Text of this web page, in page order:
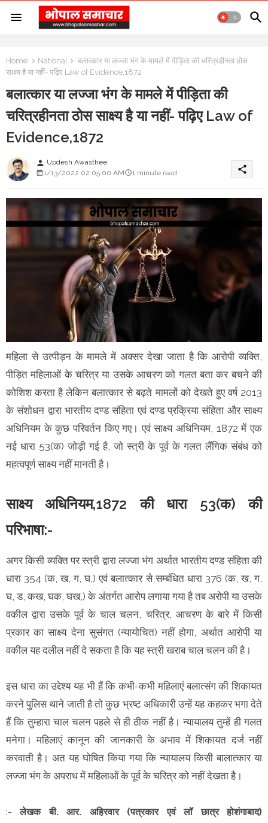
Home National
बलात्कार या लज्जा भंग के मामले में पीड़िता की चरित्रहीनता ठोस
साक्ष्य है या नहीं- पढ़िए Law of Evidence,1872
बलात्कार या लज्जा भंग के मामले में पीड़िता की
चरित्रहीनता ठोस साक्ष्य है या नहीं- पढ़िए Law of
Evidence,1872
person Updesh Awasthee
1/13/2022 02:05:00 AM
1 minute read share
महिला से उत्पीड़न के मामले में अक्सर देखा जाता है कि आरोपी व्यक्ति,
पीड़ित महिलाओं के चरित्र या उसके आचरण को गलत बता कर बचने की
कोशिश करता है लेकिन बलात्कार से बढ़ते मामलों को देखते हुए वर्ष 2013
के संशोधन द्वारा भारतीय दण्ड संहिता एवं दण्ड प्रक्रिया संहिता और साक्ष्य
अधिनियम के कुछ परिवर्तन किए गए। एवं साक्ष्य अधिनियम, 1872 में एक
नई धारा 53(क) जोड़ी गई है, जो स्त्री के पूर्व के गलत लैंगिक संबंध को
महत्वपूर्ण साक्ष्य नहीं मानती है।
साक्ष्य अधिनियम,1872 की धारा 53(क) की
परिभाषा:-
अगर किसी व्यक्ति पर स्त्री द्वारा लज्जा भंग अर्थात भारतीय दण्ड संहिता की
धारा 354 (क, ख, ग, घ,) एवं बलात्कार से सम्बंधित धारा 376 (क, ख, ग,
घ, ड, कख, घक, घख,) के अंतर्गत आरोप लगाया गया है तब अरोपी या उसके
वकील द्वारा उसके पूर्व के चाल चलन, चरित्र, आचरण के बारे में किसी
प्रकार का साक्ष्य देना सुसंगत (न्यायोचित) नहीं होगा, अर्थात आरोपी या
वकील यह दलील नहीं दे सकता है कि यह स्त्री खराब चाल चलन की है।
इस धारा का उद्देश्य यह भी हैं कि कभी-कभी महिलाएं बलात्संग की शिकायत
करने पुलिस थाने जाती है तो कुछ भ्रष्ट अधिकारी उन्हें यह कहकर भगा देते
हैं कि तुम्हारा चाल चलन पहले से ही ठीक नहीं है। न्यायालय तुम्हें ही गलत
मनेगा। महिलाएं कानून की जानकारी के अभाव में शिकायत दर्ज नहीं
करवाती है। अत यह घोषित किया गया कि न्यायालय किसी बालात्कार या
लज्जा भंग के अपराध में महिलाओं के पूर्व के चरित्र को नहीं देखता है।
:-लेखकबी. आर. अहिरवार (पत्रकार एवं लॉ छात्र होशंगाबाद)